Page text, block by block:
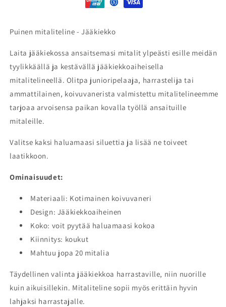
Puinen mitaliteline - Jääkiekko
Laita jääkiekossa ansaitsemasi mitalit ylpeästi esille meidän
tyylikkäällä ja kestävällä jääkiekkoaiheisella
mitalitelineellä. Olitpa junioripelaaja, harrastelija tai
ammattilainen, koivuvanerista valmistettu mitalitelineemme
tarjoaa arvoisensa paikan kovalla työllä ansaituille
mitaleille.
Valitse kaksi haluamaasi siluettia ja lisää ne toiveet
laatikkoon.
Ominaisuudet:
Materiaali: Kotimainen koivuvaneri
Design: Jääkiekkoaiheinen
Koko: voit pyytää haluamaasi kokoa
Kiinnitys: koukut
Mahtuu jopa 20 mitalia
Täydellinen valinta jääkiekkoa harrastaville, niin nuorille
kuin aikuisillekin. Mitaliteline sopii myös erittäin hyvin
lahjaksi harrastajalle.